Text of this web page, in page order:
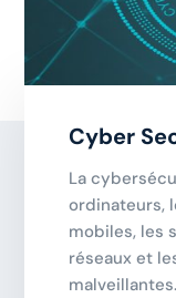
Cyber
La
ordinateurs,
mobiles, les
réseaux et
malveillantes.